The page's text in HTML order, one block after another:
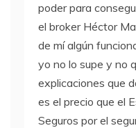
poder para
el broker Héctor
de mí algún
yo no lo supe y no
explicaciones que
es el precio que el
Seguros por el